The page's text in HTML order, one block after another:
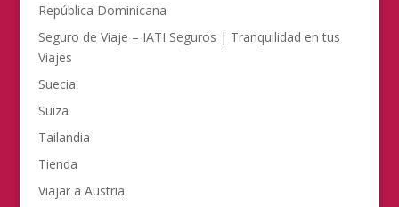
República Dominicana
Seguro de Viaje – IATI Seguros | Tranquilidad en tus
Viajes
Suecia
Suiza
Tailandia
Tienda
Viajar a Austria